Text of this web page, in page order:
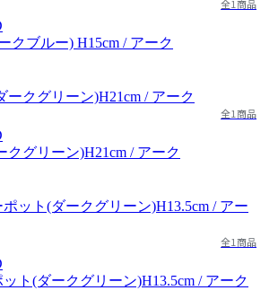
全1商品
クブルー) H15cm / アーク
全1商品
クグリーン)H21cm / アーク
全1商品
ト(ダークグリーン)H13.5cm / アーク